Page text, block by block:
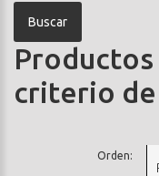
criterio de
Orden: